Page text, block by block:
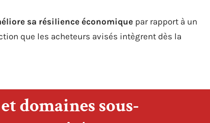
sa résilience économique par rapport à un
que les acheteurs avisés intègrent dès la
domaines sous-